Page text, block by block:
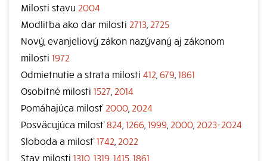
Milosti stavu 2004
Modlitba ako dar milosti 2713 2725
Nový, evanjeliový zákon nazývaný aj zákonom
milosti 1972
Odmietnutie a strata milosti 412 679 1861
Osobitné milosti 1527 2014
Pomáhajúca milosť 2000 2024
Posväcujúca milosť824 1266 1999 2000 2023-2024
Sloboda a milosť1742 2022
Stav milosti 1310 1319 1415 1861